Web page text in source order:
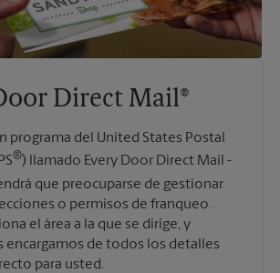
Direct Mail®
programa del United States Postal
®) llamado Every Door Direct Mail -
que preocuparse de gestionar
o permisos de franqueo.
el área a la que se dirige, y
encargamos de todos los detalles
para usted.